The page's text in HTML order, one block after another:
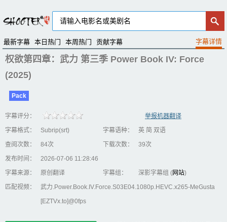
最新字幕 本日热门 本周热门 贡献字幕
权欲第四章：武力 第三季 Power Book IV: Force
(2025)
Pack
字幕评分：
举报机器翻译
字幕格式：
Subrip(srt) 字幕语种：
英 简 双语
查阅次数：
84次 下载次数：
39次
发布时间：
2026-07-06 11:28:46
字幕来源：
原创翻译 字幕组： 深影字幕组 (网站)
匹配视频：
武力.Power.Book.IV.Force.S03E04.1080p.HEVC.x265-MeGusta
[EZTVx.to]@0fps